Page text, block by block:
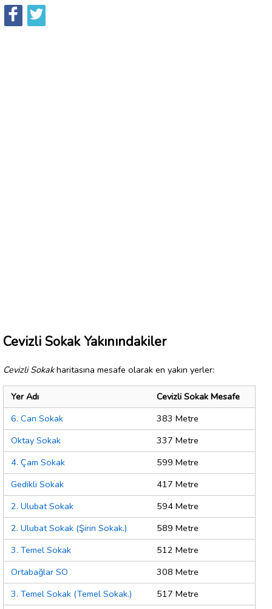
Cevizli Sokak Yakınındakiler
Cevizli Sokakharitasına mesafe olarak en yakın yerler:
Yer Adı
Cevizli Sokak Mesafe
6. Can Sokak
383 Metre
Oktay Sokak
337 Metre
4. Çam Sokak
599 Metre
Gedikli Sokak
417 Metre
2. Ulubat Sokak
594 Metre
2. Ulubat Sokak (Şirin Sokak.)
589 Metre
3. Temel Sokak
512 Metre
Ortabağlar SO
308 Metre
3. Temel Sokak (Temel Sokak.)
517 Metre